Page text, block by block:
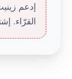
إدعم
القرّاء.